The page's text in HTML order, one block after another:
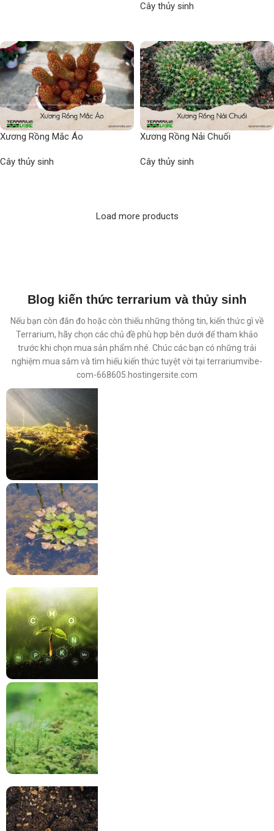
Cây thủy sinh
Xương Rồng Mắc Áo
Cây thủy sinh
Xương Rồng Nải Chuối
Cây thủy sinh
Load more products
Blog kiến thức terrarium và thủy sinh
Nếu bạn còn đắn đo hoặc còn thiếu những thông tin, kiến thức gì về
Terrarium, hãy chọn các chủ đề phù hợp bên dưới để tham khảo
trước khi chọn mua sản phẩm nhé. Chúc các bạn có những trải
nghiệm mua sắm và tìm hiểu kiến thức tuyệt vời tại terrariumvibe-
com-668605.hostingersite.com
Ánh sáng trong thủy sinh
Nước trong thủy sinh
Chất dinh dưỡng
Các tác nhân gây hại